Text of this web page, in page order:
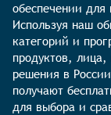
обеспечении для
Используя наш
категорий и
продуктов,
решения в
получают
для выбора и